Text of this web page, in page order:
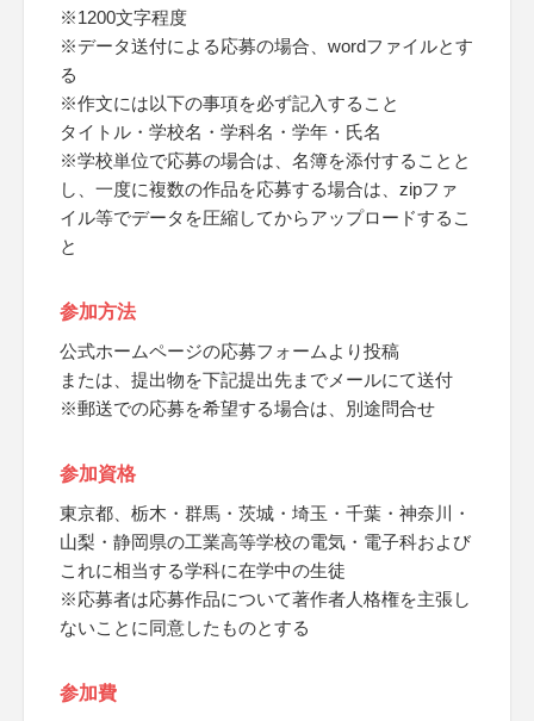
※1200文字程度
※データ送付による応募の場合、wordファイルとす
る
※作文には以下の事項を必ず記入すること
タイトル・学校名・学科名・学年・氏名
※学校単位で応募の場合は、名簿を添付することと
し、一度に複数の作品を応募する場合は、zipファ
イル等でデータを圧縮してからアップロードするこ
と
参加方法
公式ホームページの応募フォームより投稿
または、提出物を下記提出先までメールにて送付
※郵送での応募を希望する場合は、別途問合せ
参加資格
東京都、栃木・群馬・茨城・埼玉・千葉・神奈川・
山梨・静岡県の工業高等学校の電気・電子科および
これに相当する学科に在学中の生徒
※応募者は応募作品について著作者人格権を主張し
ないことに同意したものとする
参加費